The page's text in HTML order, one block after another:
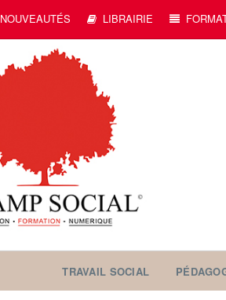
NOUVEAUTÉS LIBRAIRIE
TRAVAIL SOCIAL